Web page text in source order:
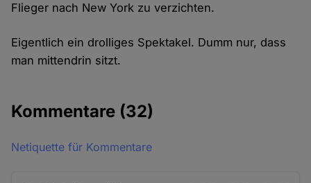
Flieger nach New York zu verzichten.
Eigentlich ein drolliges Spektakel. Dumm nur, dass
man mittendrin sitzt.
Kommentare (32)
Netiquette für Kommentare